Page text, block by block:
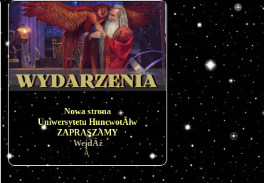
Nowa strona
Uniwersytetu HuncwotĂłw
ZAPRASZAMY
WejdÂź
Â